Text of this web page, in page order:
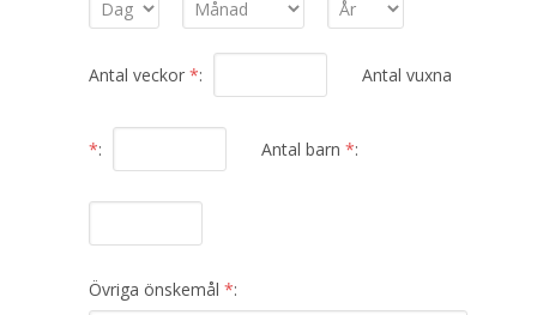
Antal veckor *: Antal vuxna
*: Antal barn *:
Övriga önskemål *: